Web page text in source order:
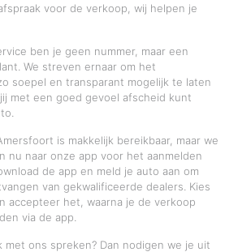
voor de verkoop, wij helpen je
ben je geen nummer, maar een
We streven ernaar om het
soepel en transparant mogelijk te laten
met een goed gevoel afscheid kunt
is makkelijk bereikbaar, maar we
nu naar onze app voor het aanmelden
de app en meld je auto aan om
van gekwalificeerde dealers. Kies
accepteer het, waarna je de verkoop
via de app.
met ons spreken? Dan nodigen we je uit